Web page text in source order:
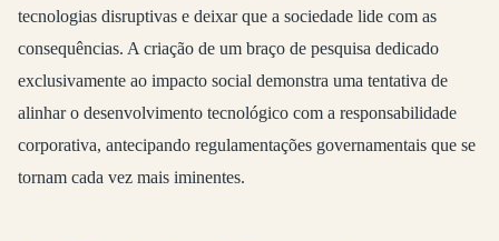
tecnologias disruptivas e deixar que a sociedade lide com as
consequências. A criação de um braço de pesquisa dedicado
exclusivamente ao impacto social demonstra uma tentativa de
alinhar o desenvolvimento tecnológico com a responsabilidade
corporativa, antecipando regulamentações governamentais que se
tornam cada vez mais iminentes.